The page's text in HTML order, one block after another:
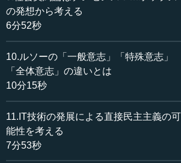
ルとルソーの間の関係は、本当に泥仕合
た。ヴォルテールもすでに超大物であっ
ず、ルソーごときになぜそんなに必死に
悪な対応をします。一方のルソーも、
ールを批判しました。
他にも有名なのは、ディドロとヒュー
物です。この二人はルソーを本当に可
ました。しかしこの二人に対しても、最
すが、結局は悪口三昧というと言い過ぎ
が、喧嘩別れしてしまうという人物でし
の発想から考える
6分52秒
10.ルソーの「一般意志」「特殊意志」
「全体意志」の違いとは
10分15秒
11.IT技術の発展による直接民主主義の可
能性を考える
7分53秒